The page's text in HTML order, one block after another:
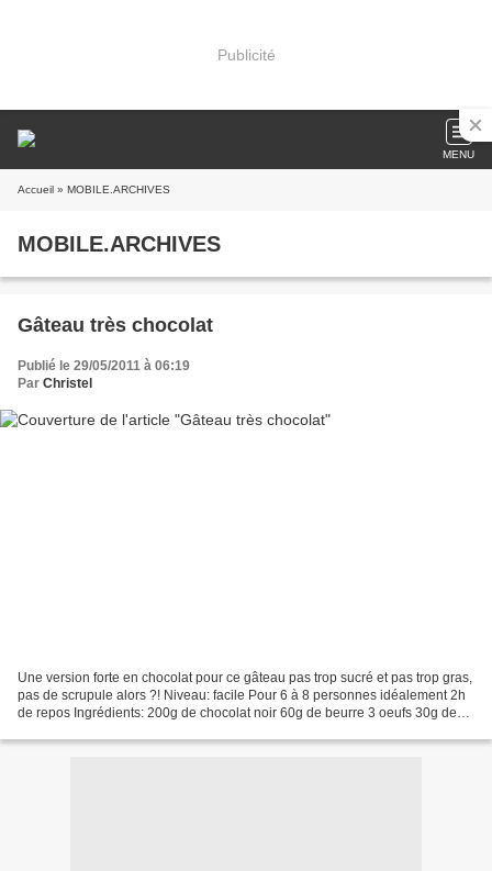
Publicité
MENU
Accueil » MOBILE.ARCHIVES
MOBILE.ARCHIVES
Gâteau très chocolat
Publié le 29/05/2011 à 06:19
Par Christel
Une version forte en chocolat pour ce gâteau pas trop sucré et pas trop gras,
pas de scrupule alors ?! Niveau: facile Pour 6 à 8 personnes idéalement 2h
de repos Ingrédients: 200g de chocolat noir 60g de beurre 3 oeufs 30g de